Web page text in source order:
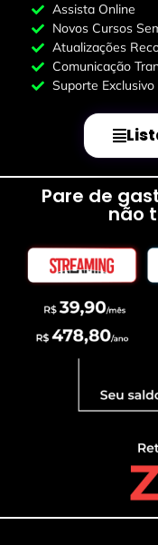
Assista Online
Novos Cursos
Atualizações
Comunicação
Suporte Exclusivo
Pare de
não